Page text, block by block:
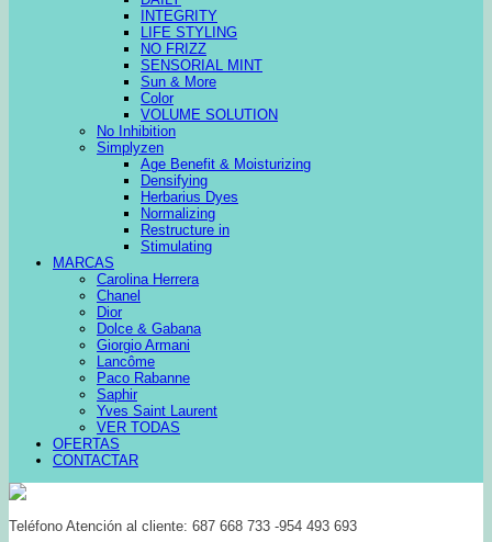
INTEGRITY
LIFE STYLING
NO FRIZZ
SENSORIAL MINT
Sun & More
Color
VOLUME SOLUTION
No Inhibition
Simplyzen
Age Benefit & Moisturizing
Densifying
Herbarius Dyes
Normalizing
Restructure in
Stimulating
MARCAS
Carolina Herrera
Chanel
Dior
Dolce & Gabana
Giorgio Armani
Lancôme
Paco Rabanne
Saphir
Yves Saint Laurent
VER TODAS
OFERTAS
CONTACTAR
Teléfono Atención al cliente: 687 668 733 -954 493 693